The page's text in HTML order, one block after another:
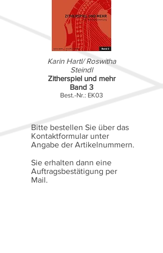
Karin Hartl/ Roswitha
Steindl
Zitherspiel und mehr
Band 3
Best.-Nr.: EK03
Bitte bestellen Sie über das
Kontaktformular unter
Angabe der Artikelnummern.
Sie erhalten dann eine
Auftragsbestätigung per
Mail.